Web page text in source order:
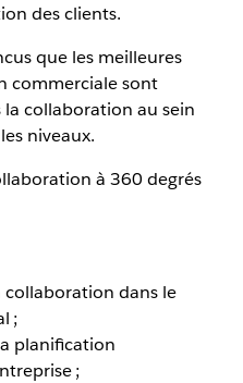
des clients.
que les meilleures
commerciale sont
collaboration au sein
niveaux.
à 360 degrés
collaboration dans le
;
planification
;